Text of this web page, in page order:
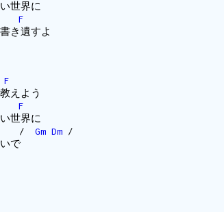
世界に
F
き遺すよ
F
えよう
F
世界に
Gm Dm /
で